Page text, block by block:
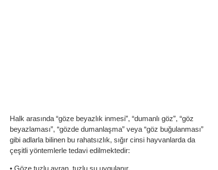
Halk arasında “göze beyazlık inmesi”, “dumanlı göz”, “göz
beyazlaması”, “gözde dumanlaşma” veya “göz buğulanması”
gibi adlarla bilinen bu rahatsızlık, sığır cinsi hayvanlarda da
çeşitli yöntemlerle tedavi edilmektedir: